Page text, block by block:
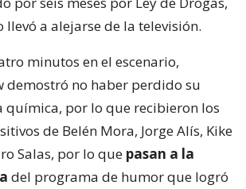
llevó a alejarse de la televisión.
minutos en el escenario,
demostró no haber perdido su
química, por lo que recibieron los
de Belén Mora, Jorge Alís, Kike
Salas, por lo que pasan a la
del programa de humor que logró